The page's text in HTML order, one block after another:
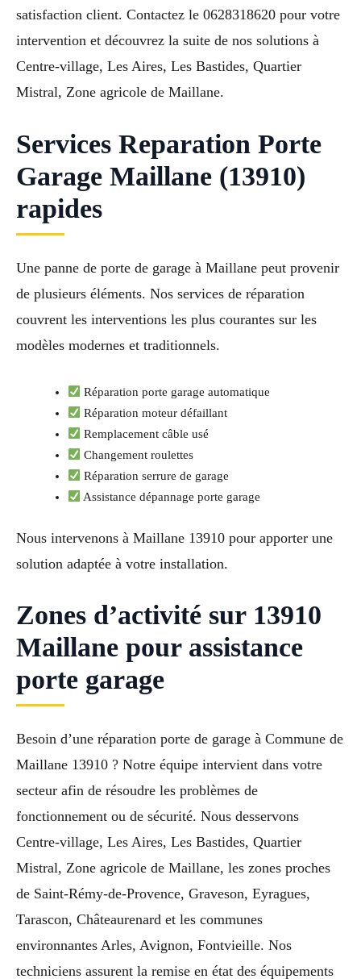
satisfaction client. Contactez le 0628318620 pour votre
intervention et découvrez la suite de nos solutions à
Centre-village, Les Aires, Les Bastides, Quartier
Mistral, Zone agricole de Maillane.
Services Reparation Porte
Garage Maillane (13910)
rapides
Une panne de porte de garage à Maillane peut provenir
de plusieurs éléments. Nos services de réparation
couvrent les interventions les plus courantes sur les
modèles modernes et traditionnels.
Réparation porte garage automatique
Réparation moteur défaillant
Remplacement câble usé
Changement roulettes
Réparation serrure de garage
Assistance dépannage porte garage
Nous intervenons à Maillane 13910 pour apporter une
solution adaptée à votre installation.
Zones d’activité sur 13910
Maillane pour assistance
porte garage
Besoin d’une réparation porte de garage à Commune de
Maillane 13910 ? Notre équipe intervient dans votre
secteur afin de résoudre les problèmes de
fonctionnement ou de sécurité. Nous desservons
Centre-village, Les Aires, Les Bastides, Quartier
Mistral, Zone agricole de Maillane, les zones proches
de Saint-Rémy-de-Provence, Graveson, Eyragues,
Tarascon, Châteaurenard et les communes
environnantes Arles, Avignon, Fontvieille. Nos
techniciens assurent la remise en état des équipements